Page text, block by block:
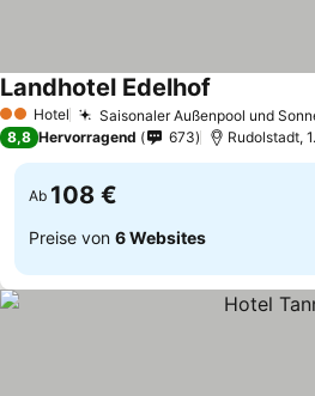
2 Sterne
Hotel Saisonaler Außenpool und
Landhotel Edelhof
8,8 Hervorragend 673 Rudolstadt,
Ab 108 €
Preise von 6 Websites